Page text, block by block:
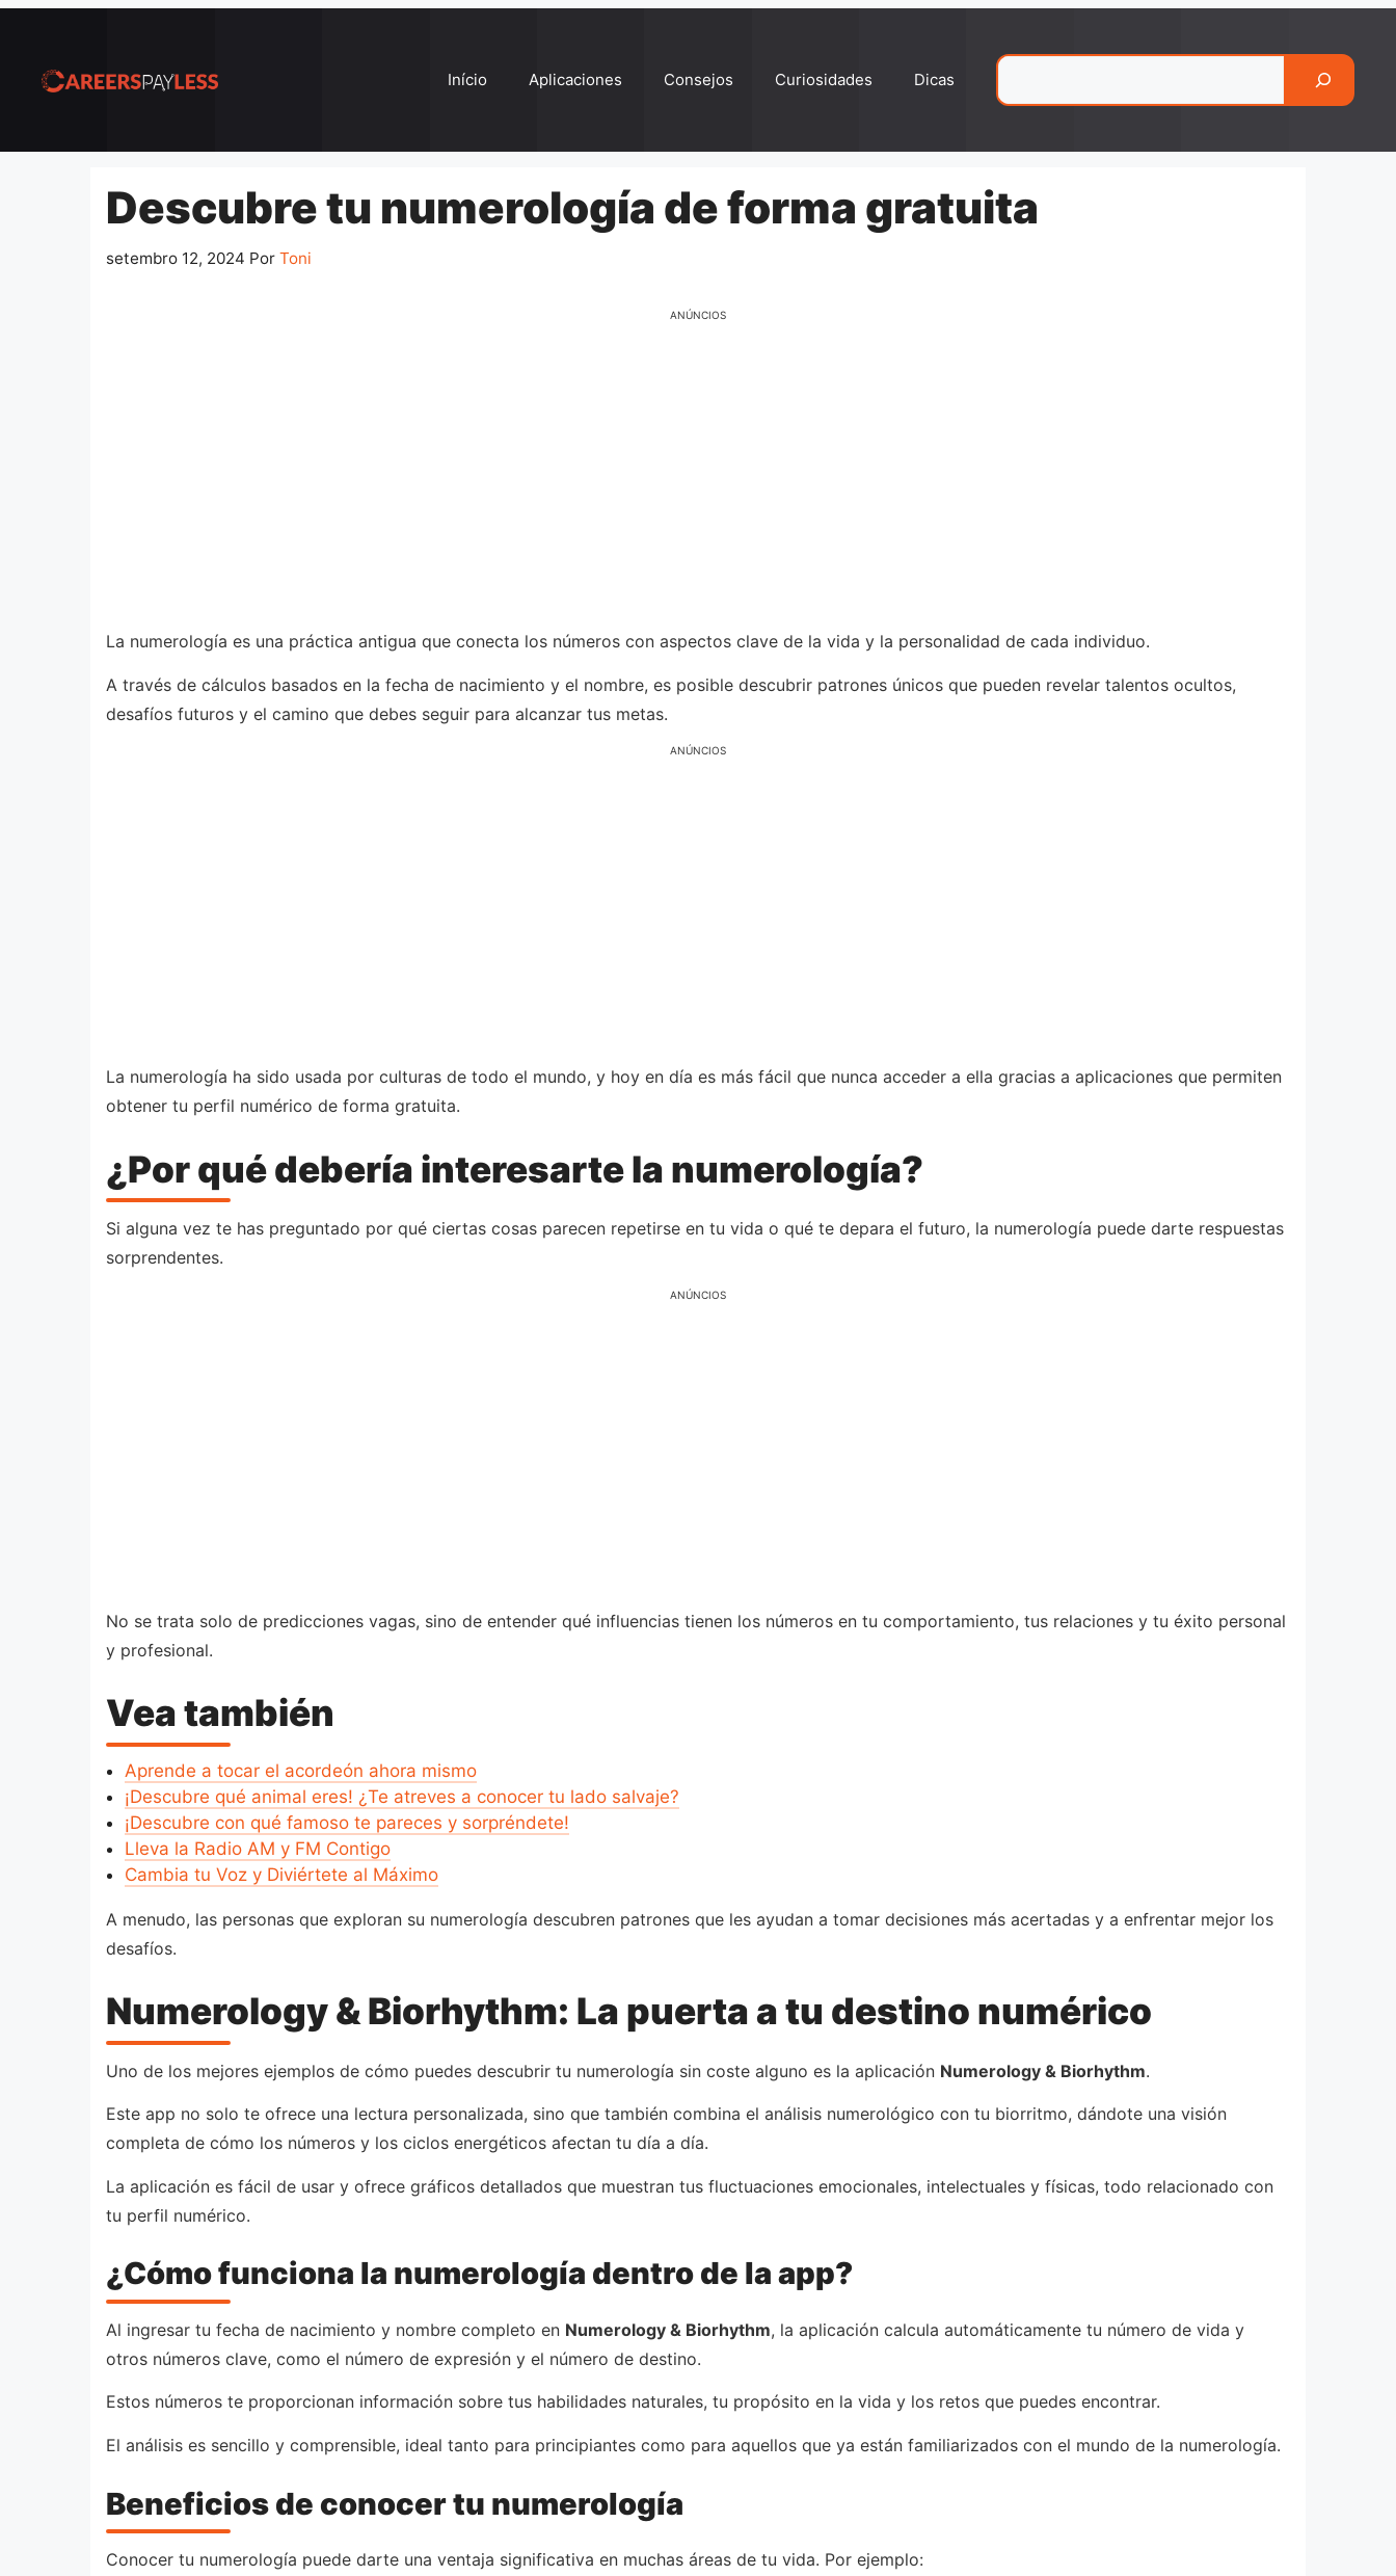
conteúdo
Início Aplicaciones Consejos Curiosidades Dicas
Descubre tu numerología de forma gratuita
setembro 12, 2024 Por Toni
ANÚNCIOS
La numerología es una práctica antigua que conecta los números con aspectos clave de la vida y la personalidad de cada individuo.
A través de cálculos basados en la fecha de nacimiento y el nombre, es posible descubrir patrones únicos que pueden revelar talentos ocultos,
desafíos futuros y el camino que debes seguir para alcanzar tus metas.
ANÚNCIOS
La numerología ha sido usada por culturas de todo el mundo, y hoy en día es más fácil que nunca acceder a ella gracias a aplicaciones que permiten
obtener tu perfil numérico de forma gratuita.
¿Por qué debería interesarte la numerología?
Si alguna vez te has preguntado por qué ciertas cosas parecen repetirse en tu vida o qué te depara el futuro, la numerología puede darte respuestas
sorprendentes.
ANÚNCIOS
No se trata solo de predicciones vagas, sino de entender qué influencias tienen los números en tu comportamiento, tus relaciones y tu éxito personal
y profesional.
Vea también
Aprende a tocar el acordeón ahora mismo
¡Descubre qué animal eres! ¿Te atreves a conocer tu lado salvaje?
¡Descubre con qué famoso te pareces y sorpréndete!
Lleva la Radio AM y FM Contigo
Cambia tu Voz y Diviértete al Máximo
A menudo, las personas que exploran su numerología descubren patrones que les ayudan a tomar decisiones más acertadas y a enfrentar mejor los
desafíos.
Numerology & Biorhythm: La puerta a tu destino numérico
Uno de los mejores ejemplos de cómo puedes descubrir tu numerología sin coste alguno es la aplicación Numerology & Biorhythm.
Este app no solo te ofrece una lectura personalizada, sino que también combina el análisis numerológico con tu biorritmo, dándote una visión
completa de cómo los números y los ciclos energéticos afectan tu día a día.
La aplicación es fácil de usar y ofrece gráficos detallados que muestran tus fluctuaciones emocionales, intelectuales y físicas, todo relacionado con
tu perfil numérico.
¿Cómo funciona la numerología dentro de la app?
Al ingresar tu fecha de nacimiento y nombre completo en Numerology & Biorhythm, la aplicación calcula automáticamente tu número de vida y
otros números clave, como el número de expresión y el número de destino.
Estos números te proporcionan información sobre tus habilidades naturales, tu propósito en la vida y los retos que puedes encontrar.
El análisis es sencillo y comprensible, ideal tanto para principiantes como para aquellos que ya están familiarizados con el mundo de la numerología.
Beneficios de conocer tu numerología
Conocer tu numerología puede darte una ventaja significativa en muchas áreas de tu vida. Por ejemplo: